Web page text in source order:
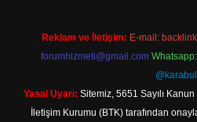
Reklam ve İletişim: E-mail:
forumhizmeti@gmail.com
@karabul
Yasal Uyarı: Sitemiz, 5651 Sayılı
İletişim Kurumu (BTK) tarafından